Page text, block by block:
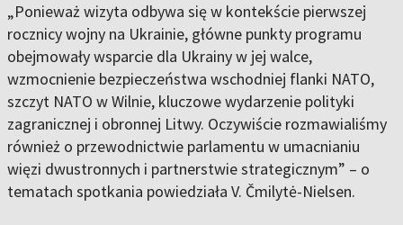
„Ponieważ wizyta odbywa się w kontekście pierwszej
rocznicy wojny na Ukrainie, główne punkty programu
obejmowały wsparcie dla Ukrainy w jej walce,
wzmocnienie bezpieczeństwa wschodniej flanki NATO,
szczyt NATO w Wilnie, kluczowe wydarzenie polityki
zagranicznej i obronnej Litwy. Oczywiście rozmawialiśmy
również o przewodnictwie parlamentu w umacnianiu
więzi dwustronnych i partnerstwie strategicznym” – o
tematach spotkania powiedziała V. Čmilytė-Nielsen.